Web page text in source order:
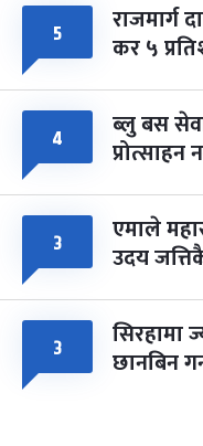
५ राजमार्ग
कर ५
४ ब्लु बस
प्रोत्साहन
३ एमाले
उदय
३ सिरहामा
छानबिन